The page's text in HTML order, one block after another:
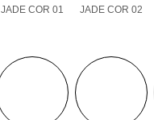
JADE COR 01 JADE COR 02